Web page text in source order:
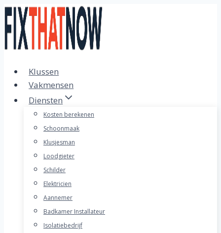
Doorgaan
naar
inhoud
Klussen
Vakmensen
Diensten
Kosten berekenen
Schoonmaak
Klusjesman
Loodgieter
Schilder
Elektricien
Aannemer
Badkamer Installateur
Isolatiebedrijf